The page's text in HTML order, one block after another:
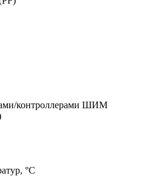
контроллерами ШИМ
°C